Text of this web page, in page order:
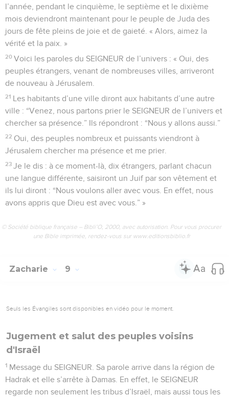
l’année, pendant le cinquième, le septième et le dixième
mois deviendront maintenant pour le peuple de Juda des
jours de fête pleins de joie et de gaieté. « Alors, aimez la
vérité et la paix. »
20 Voici les paroles du SEIGNEUR de l’univers : « Oui, des
peuples étrangers, venant de nombreuses villes, arriveront
de nouveau à Jérusalem.
21 Les habitants d’une ville diront aux habitants d’une autre
ville : “Venez, nous partons prier le SEIGNEUR de l’univers et
chercher sa présence.” Ils répondront : “Nous y allons aussi.”
22 Oui, des peuples nombreux et puissants viendront à
Jérusalem chercher ma présence et me prier.
23 Je le dis : à ce moment-là, dix étrangers, parlant chacun
une langue différente, saisiront un Juif par son vêtement et
ils lui diront : “Nous voulons aller avec vous. En effet, nous
avons appris que Dieu est avec vous.” »
© Société biblique française – Bibli’O, 2000, avec autorisation. Pour vous procurer
une Bible imprimée, rendez-vous sur www.editionsbiblio.fr
Zacharie 9
Seuls les Évangiles sont disponibles en vidéo pour le moment.
Jugement et salut des peuples voisins
d'Israël
1 Message du SEIGNEUR. Sa parole arrive dans la région de
Hadrak et elle s’arrête à Damas. En effet, le SEIGNEUR
regarde non seulement les tribus d’Israël, mais aussi tous les